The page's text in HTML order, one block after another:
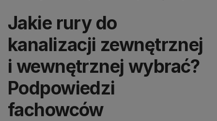
Jakie rury do
kanalizacji zewnętrznej
i wewnętrznej wybrać?
Podpowiedzi
fachowców